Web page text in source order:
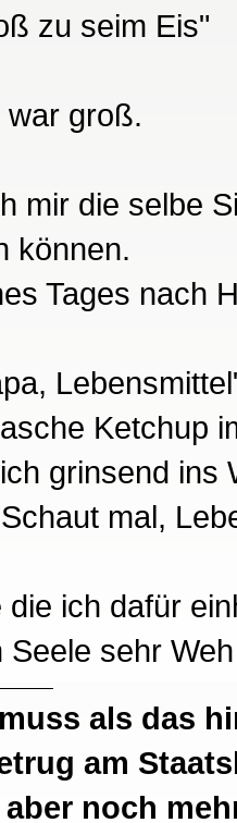
zu seim Eis"
war groß.
mir die selbe
können.
Tages nach
Ketchup
grinsend
mal,
die ich dafür
Seele sehr
als das
am
noch